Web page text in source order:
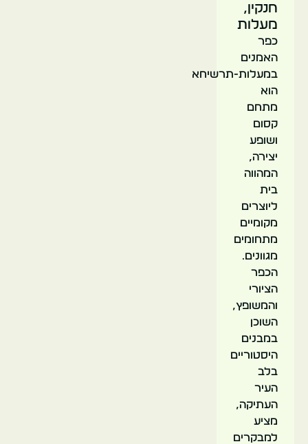
חנקין,
מעלות
כפר
האמנים
במעלות-תרשיחא
הוא
מתחם
קסום
ושופע
יצירה,
המהווה
בית
ליוצרים
מקומיים
מתחומים
מגוונים.
הכפר
הציורי
והמשופץ,
השוכן
במבנים
היסטוריים
בלב
העיר
העתיקה,
מציע
למבקרים